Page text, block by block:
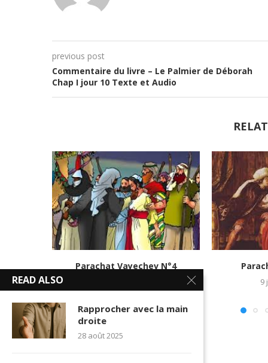
previous post
Commentaire du livre – Le Palmier de Déborah
Chap I jour 10 Texte et Audio
Parachat Vayechev N°4
9
READ ALSO
Rapprocher avec la main
droite
28 août 2025